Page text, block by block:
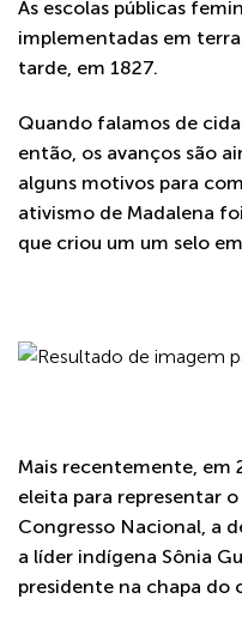
As escolas públicas
implementadas em
tarde, em 1827.
Quando falamos de
então, os avanços são
alguns motivos para
ativismo de Madalena
que criou um um selo
Mais recentemente, em
eleita para representar
Congresso Nacional, a
a líder indígena Sônia
presidente na chapa do